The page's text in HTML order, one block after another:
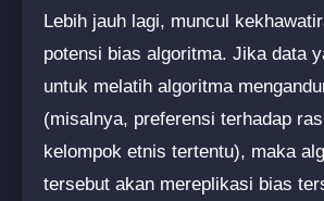
Lebih jauh lagi, muncul
potensi bias algoritma. Jika data
untuk melatih algoritma
(misalnya, preferensi terhadap
kelompok etnis tertentu), maka
tersebut akan mereplikasi bias